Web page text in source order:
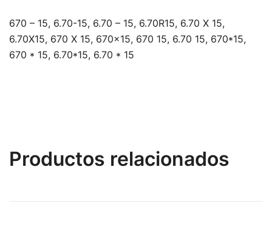
670 – 15, 6.70-15, 6.70 – 15, 6.70R15, 6.70 X 15,
6.70X15, 670 X 15, 670×15, 670 15, 6.70 15, 670*15,
670 * 15, 6.70*15, 6.70 * 15
Productos relacionados